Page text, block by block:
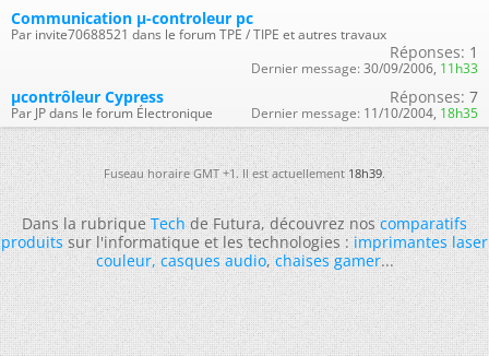
Communication µ-controleur pc
Par invite70688521 dans le forum TPE / TIPE et autres travaux
Réponses: 1
Dernier message: 30/09/2006, 11h33
µcontrôleur Cypress
Par JP dans le forum Électronique
Réponses: 7
Dernier message: 11/10/2004, 18h35
Fuseau horaire GMT +1. Il est actuellement18h39.
Dans la rubriqueTechde Futura, découvrez noscomparatifs
produitssur l'informatique et les technologies :imprimantes laser
couleur,casques audio,chaises gamer...